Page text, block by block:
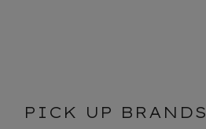
PICK UP BRANDS